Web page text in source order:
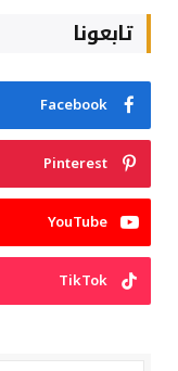
تابعونا
Facebook
Pinterest
YouTube
TikTok